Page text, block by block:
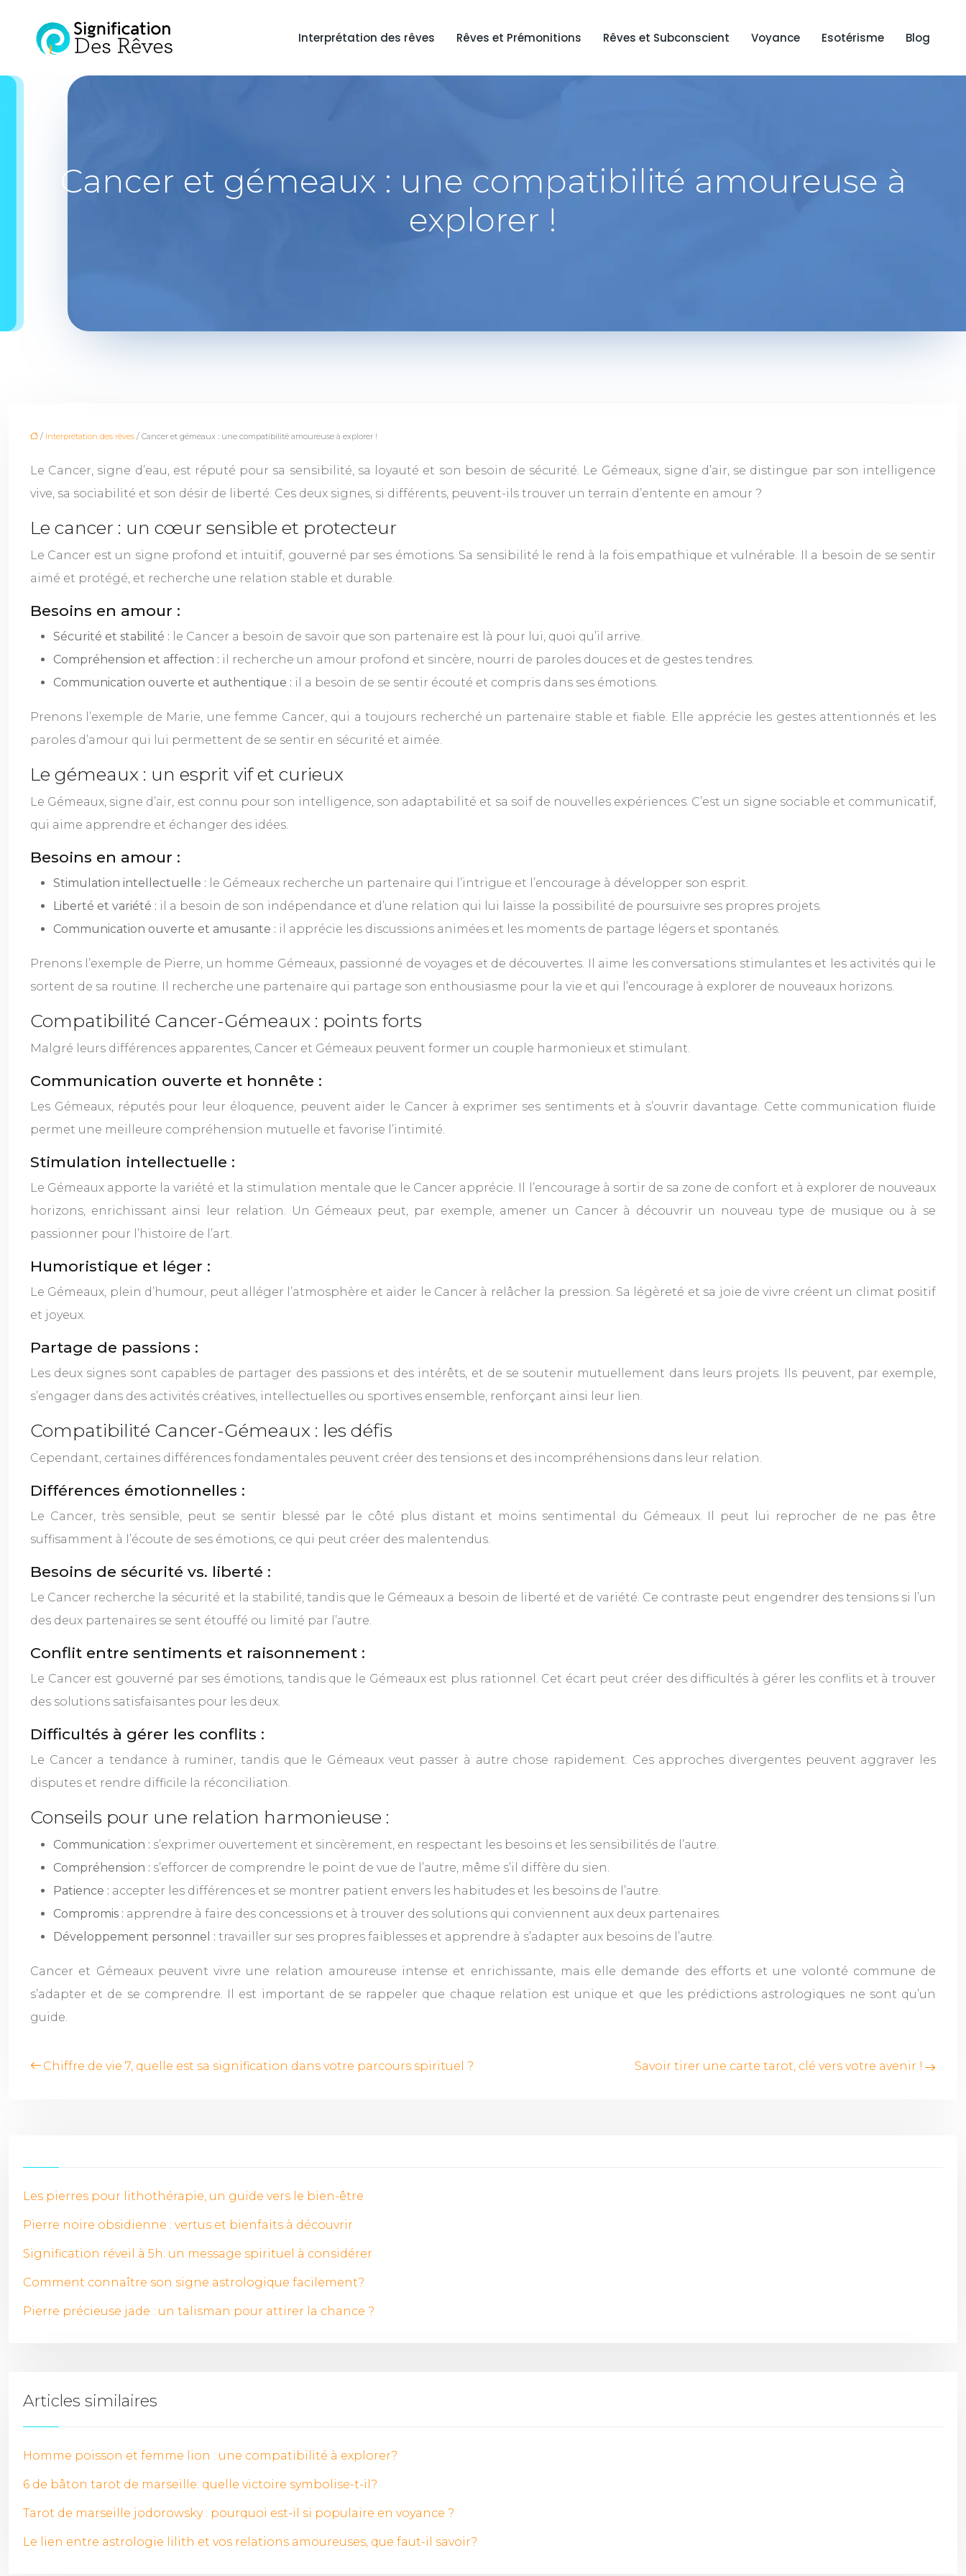
Interprétation des rêves Rêves et Prémonitions Rêves et Subconscient Voyance Esotérisme Blog
Cancer et gémeaux : une compatibilité amoureuse à
explorer !
/ Interprétation des rêves / Cancer et gémeaux : une compatibilité amoureuse à explorer !
Le Cancer, signe d’eau, est réputé pour sa sensibilité, sa loyauté et son besoin de sécurité. Le Gémeaux, signe d’air, se distingue par son intelligence
vive, sa sociabilité et son désir de liberté. Ces deux signes, si différents, peuvent-ils trouver un terrain d’entente en amour ?
Le cancer : un cœur sensible et protecteur
Le Cancer est un signe profond et intuitif, gouverné par ses émotions. Sa sensibilité le rend à la fois empathique et vulnérable. Il a besoin de se sentir
aimé et protégé, et recherche une relation stable et durable.
Besoins en amour :
Sécurité et stabilité : le Cancer a besoin de savoir que son partenaire est là pour lui, quoi qu’il arrive.
Compréhension et affection : il recherche un amour profond et sincère, nourri de paroles douces et de gestes tendres.
Communication ouverte et authentique : il a besoin de se sentir écouté et compris dans ses émotions.
Prenons l’exemple de Marie, une femme Cancer, qui a toujours recherché un partenaire stable et fiable. Elle apprécie les gestes attentionnés et les
paroles d’amour qui lui permettent de se sentir en sécurité et aimée.
Le gémeaux : un esprit vif et curieux
Le Gémeaux, signe d’air, est connu pour son intelligence, son adaptabilité et sa soif de nouvelles expériences. C’est un signe sociable et communicatif,
qui aime apprendre et échanger des idées.
Besoins en amour :
Stimulation intellectuelle : le Gémeaux recherche un partenaire qui l’intrigue et l’encourage à développer son esprit.
Liberté et variété : il a besoin de son indépendance et d’une relation qui lui laisse la possibilité de poursuivre ses propres projets.
Communication ouverte et amusante : il apprécie les discussions animées et les moments de partage légers et spontanés.
Prenons l’exemple de Pierre, un homme Gémeaux, passionné de voyages et de découvertes. Il aime les conversations stimulantes et les activités qui le
sortent de sa routine. Il recherche une partenaire qui partage son enthousiasme pour la vie et qui l’encourage à explorer de nouveaux horizons.
Compatibilité Cancer-Gémeaux : points forts
Malgré leurs différences apparentes, Cancer et Gémeaux peuvent former un couple harmonieux et stimulant.
Communication ouverte et honnête :
Les Gémeaux, réputés pour leur éloquence, peuvent aider le Cancer à exprimer ses sentiments et à s’ouvrir davantage. Cette communication fluide
permet une meilleure compréhension mutuelle et favorise l’intimité.
Stimulation intellectuelle :
Le Gémeaux apporte la variété et la stimulation mentale que le Cancer apprécie. Il l’encourage à sortir de sa zone de confort et à explorer de nouveaux
horizons, enrichissant ainsi leur relation. Un Gémeaux peut, par exemple, amener un Cancer à découvrir un nouveau type de musique ou à se
passionner pour l’histoire de l’art.
Humoristique et léger :
Le Gémeaux, plein d’humour, peut alléger l’atmosphère et aider le Cancer à relâcher la pression. Sa légèreté et sa joie de vivre créent un climat positif
et joyeux.
Partage de passions :
Les deux signes sont capables de partager des passions et des intérêts, et de se soutenir mutuellement dans leurs projets. Ils peuvent, par exemple,
s’engager dans des activités créatives, intellectuelles ou sportives ensemble, renforçant ainsi leur lien.
Compatibilité Cancer-Gémeaux : les défis
Cependant, certaines différences fondamentales peuvent créer des tensions et des incompréhensions dans leur relation.
Différences émotionnelles :
Le Cancer, très sensible, peut se sentir blessé par le côté plus distant et moins sentimental du Gémeaux. Il peut lui reprocher de ne pas être
suffisamment à l’écoute de ses émotions, ce qui peut créer des malentendus.
Besoins de sécurité vs. liberté :
Le Cancer recherche la sécurité et la stabilité, tandis que le Gémeaux a besoin de liberté et de variété. Ce contraste peut engendrer des tensions si l’un
des deux partenaires se sent étouffé ou limité par l’autre.
Conflit entre sentiments et raisonnement :
Le Cancer est gouverné par ses émotions, tandis que le Gémeaux est plus rationnel. Cet écart peut créer des difficultés à gérer les conflits et à trouver
des solutions satisfaisantes pour les deux.
Difficultés à gérer les conflits :
Le Cancer a tendance à ruminer, tandis que le Gémeaux veut passer à autre chose rapidement. Ces approches divergentes peuvent aggraver les
disputes et rendre difficile la réconciliation.
Conseils pour une relation harmonieuse :
Communication : s’exprimer ouvertement et sincèrement, en respectant les besoins et les sensibilités de l’autre.
Compréhension : s’efforcer de comprendre le point de vue de l’autre, même s’il diffère du sien.
Patience : accepter les différences et se montrer patient envers les habitudes et les besoins de l’autre.
Compromis : apprendre à faire des concessions et à trouver des solutions qui conviennent aux deux partenaires.
Développement personnel : travailler sur ses propres faiblesses et apprendre à s’adapter aux besoins de l’autre.
Cancer et Gémeaux peuvent vivre une relation amoureuse intense et enrichissante, mais elle demande des efforts et une volonté commune de
s’adapter et de se comprendre. Il est important de se rappeler que chaque relation est unique et que les prédictions astrologiques ne sont qu’un
guide.
Chiffre de vie 7, quelle est sa signification dans votre parcours spirituel ? Savoir tirer une carte tarot, clé vers votre avenir !
Les pierres pour lithothérapie, un guide vers le bien-être
Pierre noire obsidienne : vertus et bienfaits à découvrir
Signification réveil à 5h: un message spirituel à considérer
Comment connaître son signe astrologique facilement?
Pierre précieuse jade : un talisman pour attirer la chance ?
Articles similaires
Homme poisson et femme lion : une compatibilité à explorer?
6 de bâton tarot de marseille: quelle victoire symbolise-t-il?
Tarot de marseille jodorowsky : pourquoi est-il si populaire en voyance ?
Le lien entre astrologie lilith et vos relations amoureuses, que faut-il savoir?